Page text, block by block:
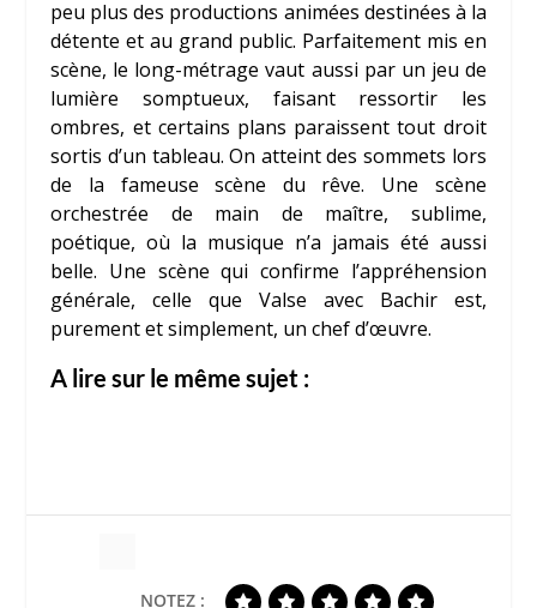
peu plus des productions animées destinées à la
détente et au grand public. Parfaitement mis en
scène, le long-métrage vaut aussi par un jeu de
lumière somptueux, faisant ressortir les
ombres, et certains plans paraissent tout droit
sortis d’un tableau. On atteint des sommets lors
de la fameuse scène du rêve. Une scène
orchestrée de main de maître, sublime,
poétique, où la musique n’a jamais été aussi
belle. Une scène qui confirme l’appréhension
générale, celle que Valse avec Bachir est,
purement et simplement, un chef d’œuvre.
A lire sur le même sujet :
NOTEZ :